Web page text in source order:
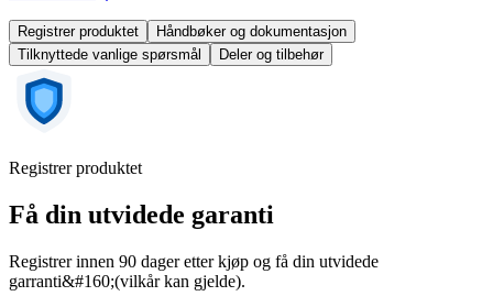
Registrer produktet
Håndbøker og dokumentasjon
Tilknyttede vanlige spørsmål
Deler og tilbehør
Registrer produktet
Få din utvidede garanti
Registrer innen 90 dager etter kjøp og få din utvidede
garranti&#160;(vilkår kan gjelde).